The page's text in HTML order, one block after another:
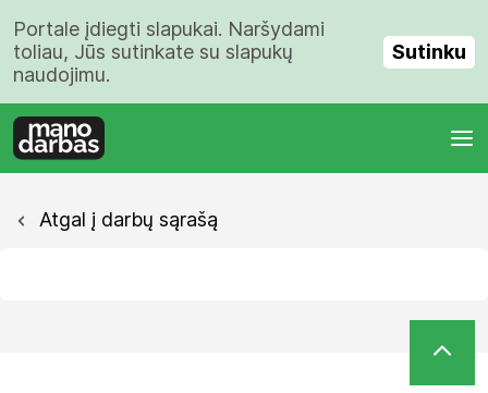
Portale įdiegti slapukai. Naršydami
toliau, Jūs sutinkate su slapukų
naudojimu.
Sutinku
Atgal į darbų sąrašą